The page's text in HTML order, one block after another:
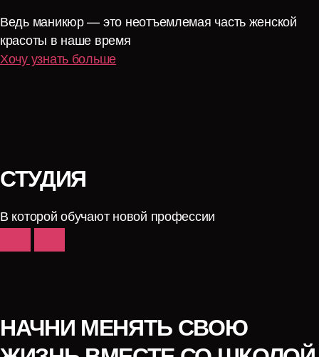
Ведь маникюр — это неотъемлемая часть женской
красоты в наше время
Хочу узнать больше
СТУДИЯ
В которой обучают новой профессии
НАЧНИ МЕНЯТЬ СВОЮ